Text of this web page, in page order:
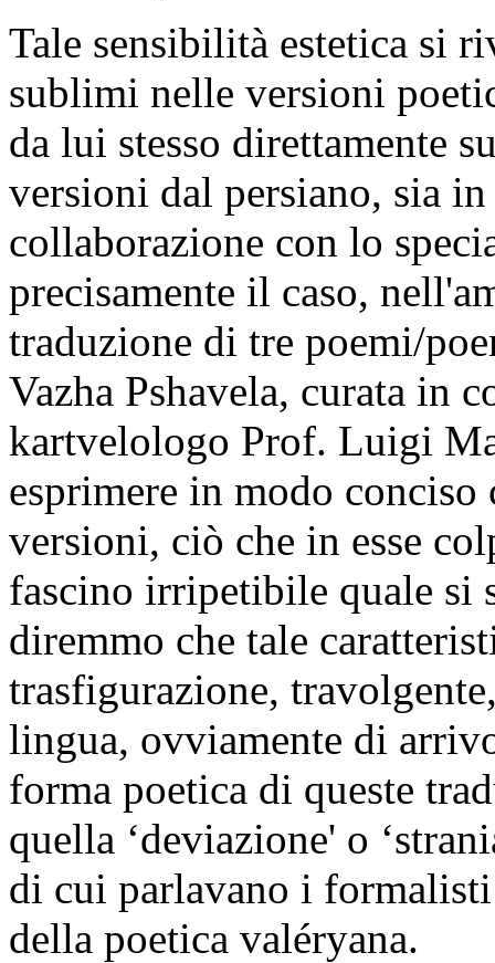
Tale sensibilità estetica si
sublimi nelle versioni
da lui stesso direttamente
versioni dal persiano, sia
collaborazione con lo
precisamente il caso,
traduzione di tre poemi/
Vazha Pshavela, curata in
kartvelologo Prof. Luigi
esprimere in modo
versioni, ciò che in esse
fascino irripetibile quale si
diremmo che tale
trasfigurazione,
lingua, ovviamente di
forma poetica di queste
quella ‘deviazione' o
di cui parlavano i
della poetica valéryana.